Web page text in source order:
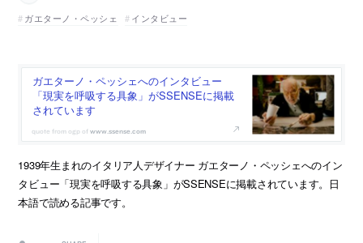
ガエターノ・ペッシェ
インタビュー
ガエターノ・ペッシェへのインタビュー
「現実を呼吸する具象」がSSENSEに掲載
されています
www.ssense.com
1939年生まれのイタリア人デザイナー ガエターノ・ペッシェへのイン
タビュー「現実を呼吸する具象」がSSENSEに掲載されています。日
本語で読める記事です。